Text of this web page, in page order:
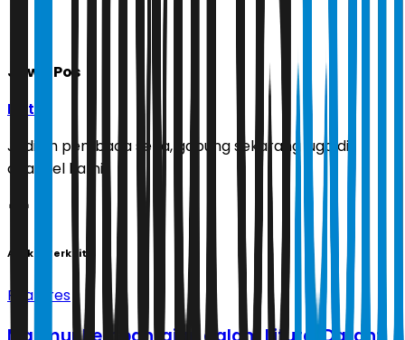
Jawa Pos
Ikuti
Jadilah pembaca setia, gabung sekarang juga di
channel kami!
Artikel Terkait
Features